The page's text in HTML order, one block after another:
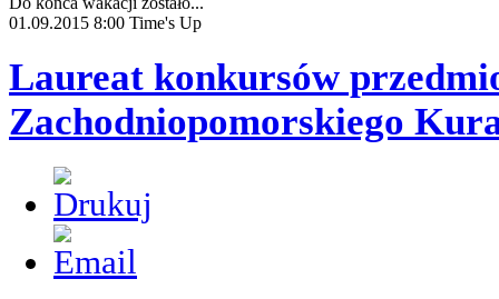
01.09.2015 8:00 Time's Up
Laureat konkursów
Zachodniopomorskiego